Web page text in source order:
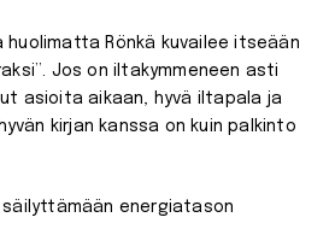
huolimatta Rönkä kuvailee itseään
Jos on iltakymmeneen asti
asioita aikaan, hyvä iltapala ja
kirjan kanssa on kuin palkinto
energiatason